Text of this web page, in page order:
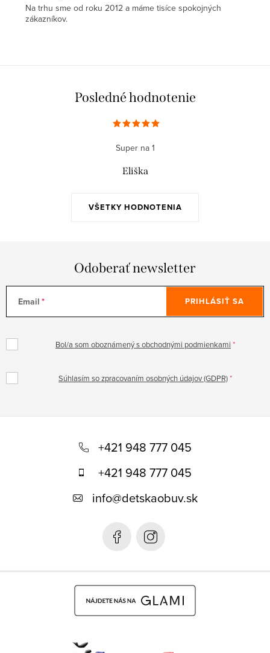
Na trhu sme od roku 2012 a máme tisíce spokojných
zákazníkov.
Posledné hodnotenie
VŠETKY HODNOTENIA
Super na 1
Eliška
Odoberať newsletter
Email
Bol/a som oboznámený s obchodnými podmienkami
Súhlasím so zpracovaním osobných údajov (GDPR)
PRIHLÁSIŤ SA
+421 948 777 045
+421 948 777 045
info@detskaobuv.sk